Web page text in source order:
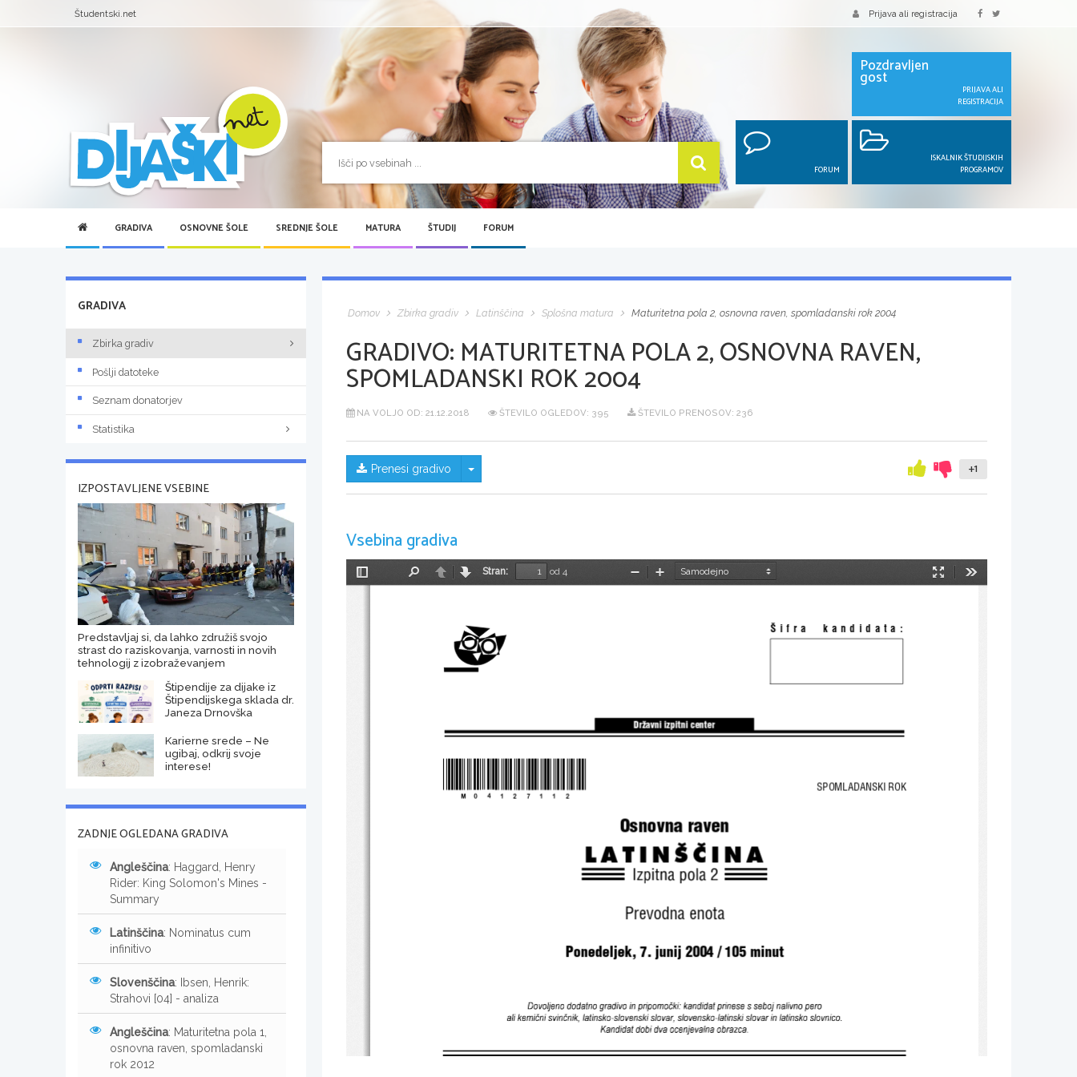
Študentski.net Prijava ali registracija
Pozdravljen
gost
PRIJAVA ALI
REGISTRACIJA
FORUM
ISKALNIK ŠTUDIJSKIH
PROGRAMOV
GRADIVA OSNOVNE ŠOLE SREDNJE ŠOLE MATURA ŠTUDIJ FORUM
Domov Zbirka gradiv Latinščina Splošna matura Maturitetna pola 2, osnovna raven, spomladanski rok 2004
GRADIVO: MATURITETNA POLA 2, OSNOVNA RAVEN,
SPOMLADANSKI ROK 2004
NA VOLJO OD: 21.12.2018 ŠTEVILO OGLEDOV: 395 ŠTEVILO PRENOSOV: 236
Prenesi gradivo Skrij/prikaži meni +1
Vsebina gradiva
Preklopi
NazajNaprej
Stran:
od 4
Način
PomanjšajPovečaj
[ ifra  kandidata:
Dr`avni izpitni center
SPOMLADANSKI ROK
Osnovna raven
LATIN[^INA
Prevodna enota
Ponedeljek, 7. junij 2004 / 105 minut
Dovoljeno dodatno gradivo in prip omočki: kandidat prinese s sebo j  nalivno pero
ali kemični sv inčnik, lat insko-slov enski slovar, sloven sko-latinski  sl ovar in latinsko slovn ico.
Kandidat dobi dva ocen jevalna o brazca.
GRADIVA
Zbirka gradiv
Pošlji datoteke
Seznam donatorjev
Statistika
IZPOSTAVLJENE VSEBINE
Predstavljaj si, da lahko združiš svojo
strast do raziskovanja, varnosti in novih
tehnologij z izobraževanjem
Štipendije za dijake iz
Štipendijskega sklada dr.
Janeza Drnovška
Karierne srede – Ne
ugibaj, odkrij svoje
interese!
ZADNJE OGLEDANA GRADIVA
Angleščina: Haggard, Henry
Rider: King Solomon's Mines -
Summary
Latinščina: Nominatus cum
infinitivo
Slovenščina: Ibsen, Henrik:
Strahovi [04] - analiza
Angleščina: Maturitetna pola 1,
osnovna raven, spomladanski
rok 2012